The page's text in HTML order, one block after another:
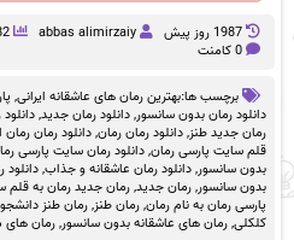
1987 روز پيش abbas alimirzaiy
0 کامنت
برچسب ها:بهترین رمان های عاشقانه ایرانی,
دانلود رمان بدون سانسور,دانلود رمان جدید,
رمان جدید طنز,دانلود رمان رمان,دانلود رمان
قلم سایت پارسی رمان,دانلود رمان سایت پارسی
بدون سانسور,دانلود رمان عاشقانه و جذاب,
بدون سانسور,رمان جدید,رمان جدید رمان به قلم
پارسی رمان به نام رمان,رمان طنز,رمان طنز
کلکلی,رمان های عاشقانه بدون سانسور,رمان